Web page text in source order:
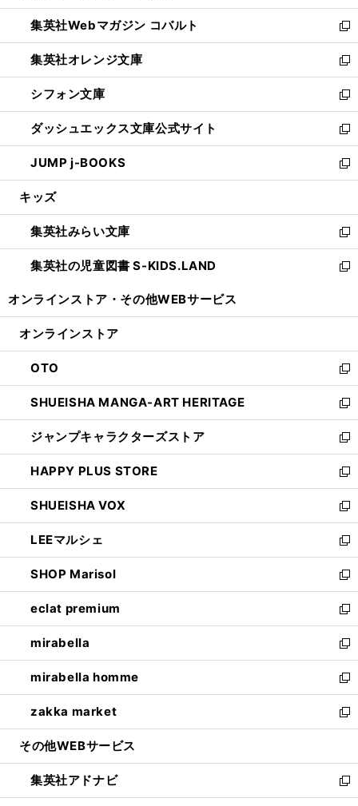
開
く
ウ
で
開
く
ン
ド
ウ
で
開
く
ウ
ィ
ン
ド
ウ
で
開
く
集英社Webマガジン コバルト
新
し
い
ウ
ィ
ン
ド
ウ
で
開
集英社オレンジ文庫
新
し
い
ウ
ィ
ン
ド
ウ
開
く
シフォン文庫
新
し
い
ウ
ィ
ン
ウ
で
開
く
ダッシュエックス文庫公式サイト
新
し
い
ウ
ン
ド
ウ
で
JUMP j-BOOKS
新
し
ウ
ィ
ン
ド
開
キッズ
集英社みらい文庫
新
し
い
ン
ウ
で
開
く
集英社の児童図書 S-KIDS.LAND
新
ウ
ン
ド
ウ
で
開
く
オンラインストア・ その他WEBサービス
オンラインストア
OTO
新
し
い
ウ
ィ
ン
ド
ウ
で
開
く
SHUEISHA MANGA-ART HERITAGE
新
し
い
ウ
ィ
ン
ド
ウ
で
開
く
ジャンプキャラクターズストア
新
し
い
ウ
ィ
ン
ド
ウ
で
開
く
HAPPY PLUS STORE
新
し
い
ウ
ィ
ン
ド
ウ
で
開
く
SHUEISHA VOX
新
し
い
ウ
ィ
ン
ド
ウ
で
開
く
LEEマルシェ
新
し
い
ウ
ィ
ン
ド
ウ
で
開
く
SHOP Marisol
新
し
い
ウ
ィ
ン
ド
ウ
で
開
eclat premium
新
し
い
ウ
ィ
ン
ド
ウ
開
く
mirabella
新
し
い
ウ
ィ
ン
ウ
で
開
mirabella homme
新
し
い
ウ
ン
ド
ウ
zakka market
新
し
ウ
ィ
ン
その他WEBサービス
集英社アドナビ
新
し